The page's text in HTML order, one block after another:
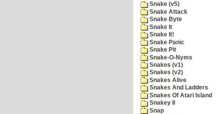
Snake (v5)
Snake Attack
Snake Byte
Snake It
Snake It!
Snake Panic
Snake Pit
Snake-O-Nyms
Snakes (v1)
Snakes (v2)
Snakes Alive
Snakes And Ladders
Snakes Of Atari Island
Snakey II
Snap